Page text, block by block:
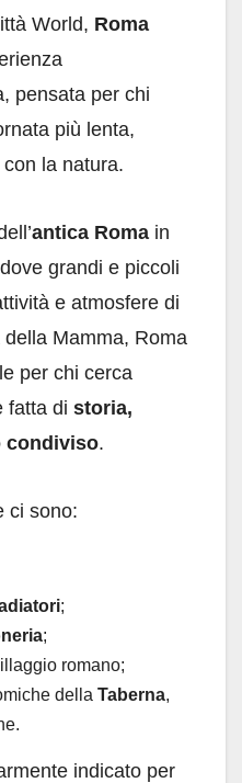
World, Roma
pensata per chi
più lenta,
la natura.
antica Roma in
grandi e piccoli
e atmosfere di
Mamma, Roma
per chi cerca
fatta di storia,
condiviso.
ci sono:
;
;
romano;
della Taberna,
indicato per